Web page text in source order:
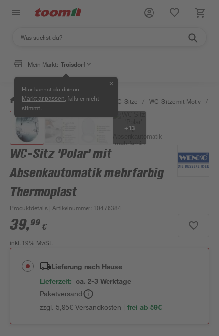
Mein Markt: Troisdorf
Hier kannst du deinen
Markt anpassen , falls er nicht
stimmt.
✕
/ Bad & Sanitär / Toiletten WC-Sitze / WC-Sitze mit Motiv /
+13
WC-Sitz 'Polar' mit
Absenkautomatik mehrfarbig
Thermoplast
Produktdetails | Artikelnummer: 10476384
39,99 €
inkl. 19% MwSt.
Lieferung nach Hause
Lieferzeit: ca. 2-3 Werktage
Paketversand
zzgl. 5,95€ Versandkosten | frei ab 59€